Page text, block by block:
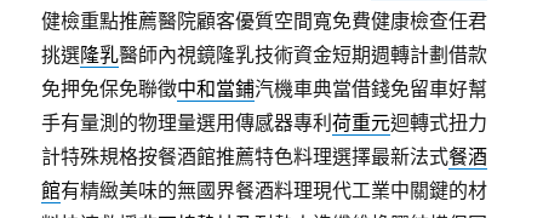
健檢重點推薦醫院顧客優質空間寬免費健康檢查任君
挑選隆乳醫師內視鏡隆乳技術資金短期週轉計劃借款
免押免保免聯徵中和當鋪汽機車典當借錢免留車好幫
手有量測的物理量選用傳感器專利荷重元迴轉式扭力
計特殊規格按餐酒館推薦特色料理選擇最新法式餐酒
館有精緻美味的無國界餐酒料理現代工業中關鍵的材